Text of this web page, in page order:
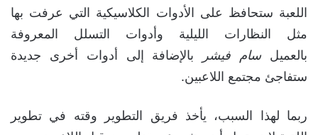
الأدوات القديمة موجودة وكذلك
الجديدة
اللعبة ستحافظ على الأدوات الكلاسيكية التي عرفت بها
مثل النظارات الليلية وأدوات التسلل المعروفة